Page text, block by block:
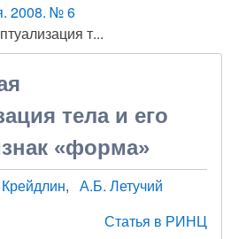
2008. № 6
т...
тела и его
«форма»
А.Б. Летучий
Статья в РИНЦ